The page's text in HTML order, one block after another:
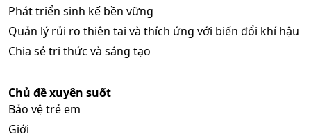
Phát triển sinh kế bền vững
Quản lý rủi ro thiên tai và thích ứng với biến đổi khí hậu
Chia sẻ tri thức và sáng tạo
Chủ đề xuyên suốt
Bảo vệ trẻ em
Giới